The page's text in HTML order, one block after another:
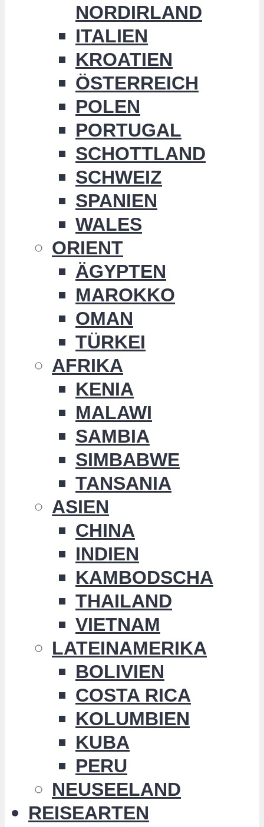
NORDIRLAND
ITALIEN
KROATIEN
ÖSTERREICH
POLEN
PORTUGAL
SCHOTTLAND
SCHWEIZ
SPANIEN
WALES
ORIENT
ÄGYPTEN
MAROKKO
OMAN
TÜRKEI
AFRIKA
KENIA
MALAWI
SAMBIA
SIMBABWE
TANSANIA
ASIEN
CHINA
INDIEN
KAMBODSCHA
THAILAND
VIETNAM
LATEINAMERIKA
BOLIVIEN
COSTA RICA
KOLUMBIEN
KUBA
PERU
NEUSEELAND
REISEARTEN